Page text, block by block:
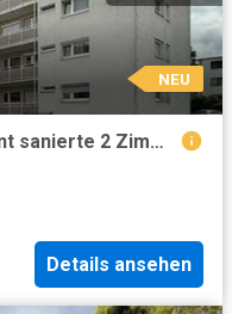
NEU
Eschborn: Elegant und exzellent sanierte 2 Zimmer Wohnung in zentraler Lage
Details ansehen